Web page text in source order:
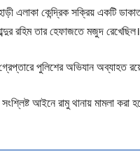
এলাকা কেন্দ্রিক সক্রিয় একটি
রহিম তার হেফাজতে মজুদ
পুলিশের অভিযান অব্যাহত
আইনে রামু থানায় মামলা করা